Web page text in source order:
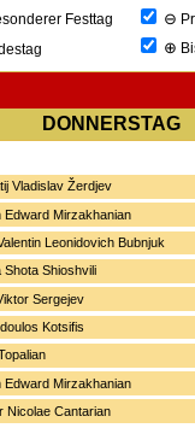
Festtag ⊖
⊕
DONNERSTAG
Vladislav Žerdjev
Edward Mirzakhanian
Leonidovich Bubnjuk
Shota Shioshvili
Sergejev
Kotsifis
Edward Mirzakhanian
Nicolae Cantarian